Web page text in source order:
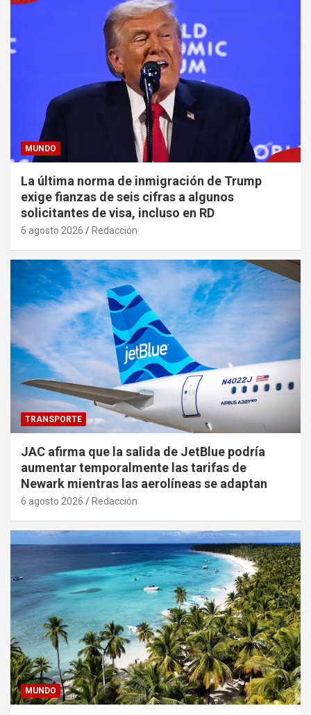
MUNDO
La última norma de inmigración de Trump
exige fianzas de seis cifras a algunos
solicitantes de visa, incluso en RD
6 agosto 2026 Redacción
TRANSPORTE
JAC afirma que la salida de JetBlue podría
aumentar temporalmente las tarifas de
Newark mientras las aerolíneas se adaptan
6 agosto 2026 Redacción
MUNDO